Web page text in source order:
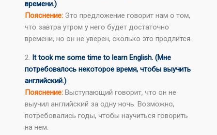
времени.)
Пояснение:Это предложение говорит нам о том,
что завтра утром у него будет достаточно
времени, но он не уверен, сколько это продлится.
2. It took me some time to learn English. (Мне
потребовалось некоторое время, чтобы выучить
английский.)
Пояснение:Выступающий говорит, что он не
выучил английский за одну ночь. Возможно,
потребовались годы, чтобы научиться говорить
на нем.